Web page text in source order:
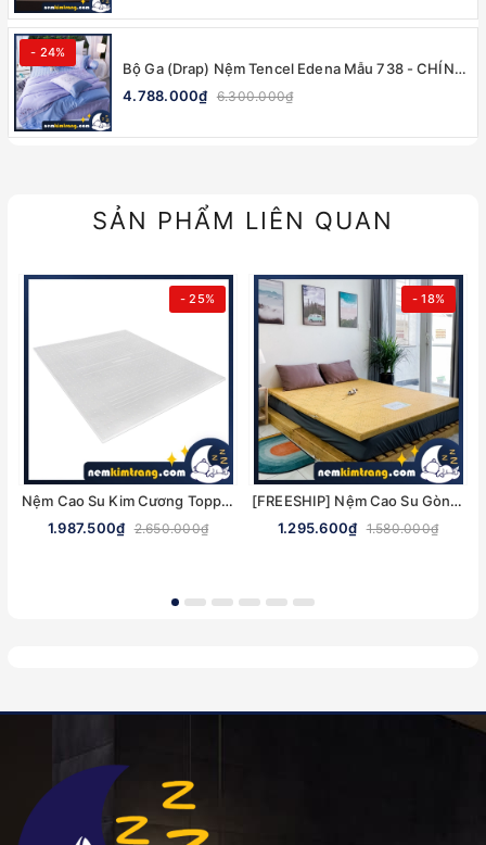
- 24%
Bộ Ga (Drap) Nệm Tencel Edena Mẫu 738 - CHÍNH
HÃNG, CAO CẤP
4.788.000₫ 6.300.000₫
SẢN PHẨM LIÊN QUAN
- 25%
Nệm Cao Su Kim Cương Topper - NHIỀU KÍCH THƯỚC, CHÍNH HÃNG
1.987.500₫ 2.650.000₫
- 18%
[FREESHIP] Nệm Cao Su Gòn Ép Gấp 3 Ultra Care Vạn Thành - CHÍNH HÃNG, BẢO HÀNH 5 NĂM
1.295.600₫ 1.580.000₫